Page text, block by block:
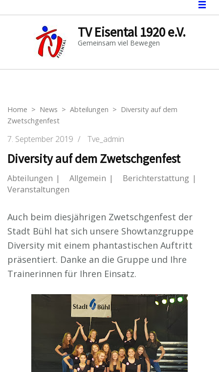
TV Eisental 1920 e.V.
Gemeinsam viel Bewegen
Home > News > Abteilungen > Diversity auf dem
Zwetschgenfest
7. September 2019 / Tve_admin
Diversity auf dem Zwetschgenfest
Abteilungen Allgemein
Berichterstattung
Veranstaltungen
Auch beim diesjährigen Zwetschgenfest der
Stadt Bühl hat sich unsere Showtanzgruppe
Diversity mit einem phantastischen Auftritt
präsentiert. Danke an die Gruppe und Ihre
Trainerinnen für Ihren Einsatz.